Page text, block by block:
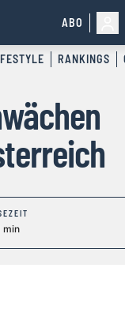
ABO
RANKINGS
min